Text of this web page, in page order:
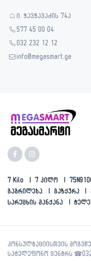
ი. ჭავჭავაძის 74ა
577 45 00 04
032 232 12 12
info@megasmart.ge
7 Kilo 7 Კილო
Გაგრილება
Გაზქურა
Სარეცხის Მანქანა